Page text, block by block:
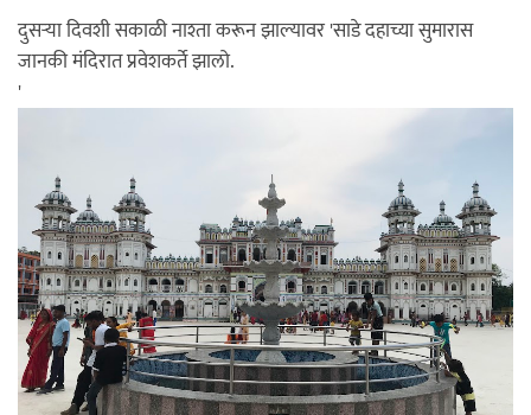
दुसऱ्या दिवशी सकाळी नाश्ता करून झाल्यावर 'साडे दहाच्या सुमारास
जानकी मंदिरात प्रवेशकर्ते झालो.
'